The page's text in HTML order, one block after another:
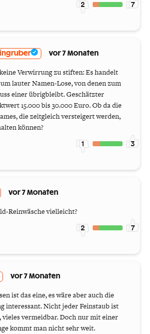
2 7
vor 7 Monaten
Verwirrung zu stiften: Es handelt
lauter Namen-Lose, von denen zum
einer übrigbleibt. Geschätzter
15.000 bis 30.000 Euro. Ob da die
die zeitgleich versteigert werden,
können?
1 3
vor 7 Monaten
Reinwäsche vielleicht?
2 7
vor 7 Monaten
ist das eine, es wäre aber auch die
interessant. Nicht jeder Feinstaub ist
vermeidbar. Doch nur mit einer
kommt man nicht sehr weit.